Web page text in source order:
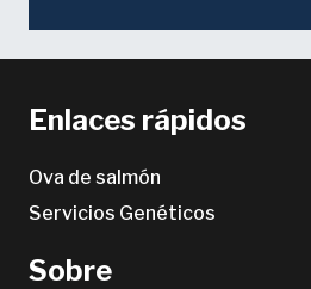
Enlaces rápidos
Ova de salmón
Servicios Genéticos
Sobre